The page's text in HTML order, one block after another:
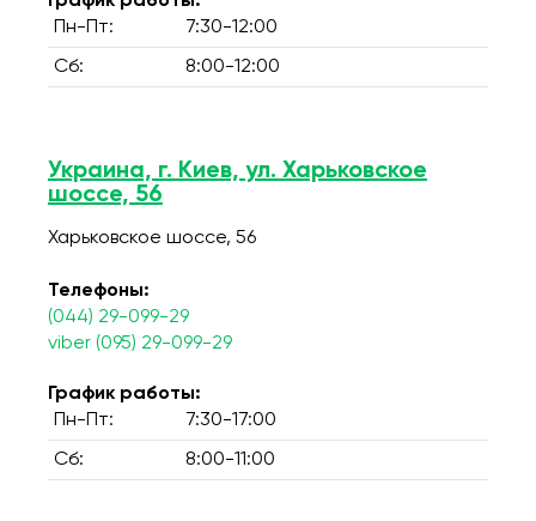
Пн-Пт:
7:30-12:00
Сб: 8:00-12:00
Украина, г. Киев, ул. Харьковское
шоссе, 56
Харьковское шоссе, 56
Телефоны:
(044) 29-099-29
viber (095) 29-099-29
График работы:
Пн-Пт:
7:30-17:00
Сб: 8:00-11:00